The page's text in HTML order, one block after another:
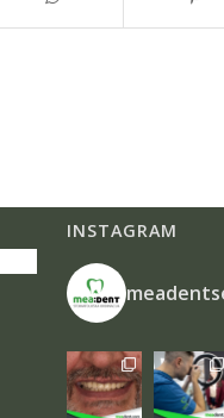
INSTAGRAM